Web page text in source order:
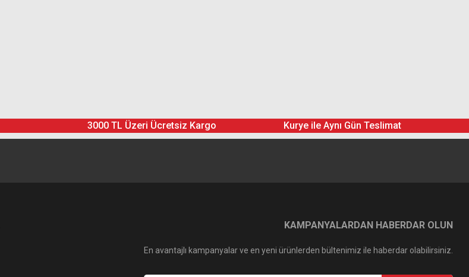
3000 TL Üzeri Ücretsiz Kargo Kurye ile Aynı Gün Teslimat
KAMPANYALARDAN HABERDAR OLUN
En avantajlı kampanyalar ve en yeni ürünlerden bültenimiz ile haberdar olabilirsiniz.